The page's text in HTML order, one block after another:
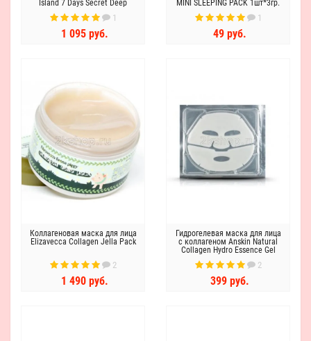
Island 7 Days Secret Deep
Water sleeping Mask Pack
12шт*3мл
1
1 095 руб.
MINI SLEEPING PACK 1шт*3гр.
1
49 руб.
Коллагеновая маска для лица
Elizavecca Collagen Jella Pack
2
1 490 руб.
Гидрогелевая маска для лица
с коллагеном Anskin Natural
Collagen Hydro Essence Gel
Mask
2
399 руб.